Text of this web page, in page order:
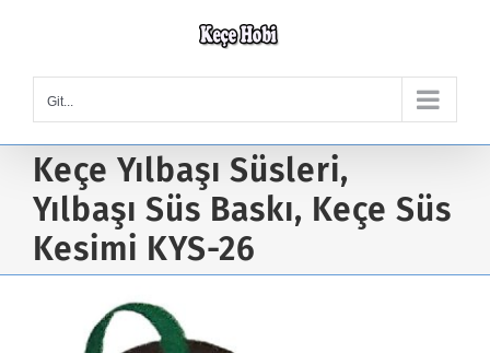
content
Git...
Keçe Yılbaşı Süsleri,
Yılbaşı Süs Baskı, Keçe Süs
Kesimi KYS-26